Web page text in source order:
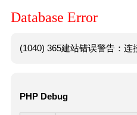
Database Error
(1040) 365建站错误警告：连
PHP Debug